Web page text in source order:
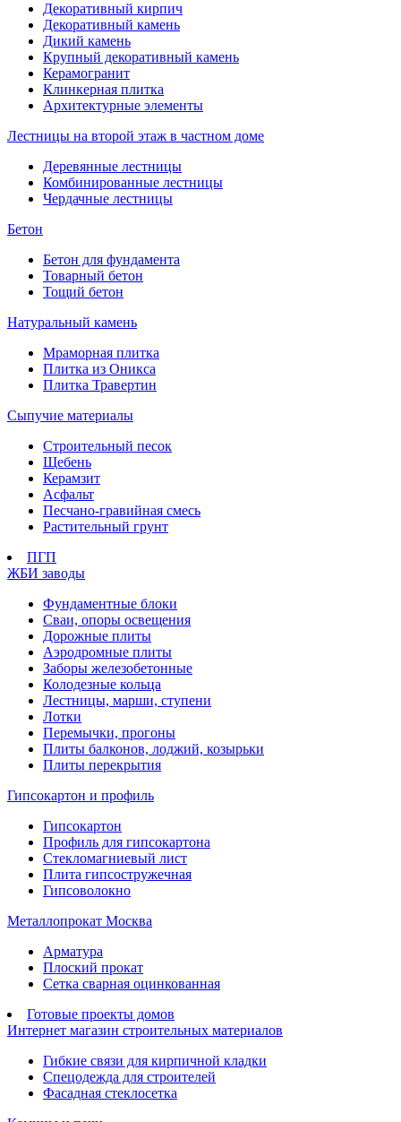
Декоративный кирпич
Декоративный камень
Дикий камень
Крупный декоративный камень
Керамогранит
Клинкерная плитка
Архитектурные элементы
Лестницы на второй этаж в частном доме
Деревянные лестницы
Комбинированные лестницы
Чердачные лестницы
Бетон
Бетон для фундамента
Товарный бетон
Тощий бетон
Натуральный камень
Мраморная плитка
Плитка из Оникса
Плитка Травертин
Сыпучие материалы
Строительный песок
Щебень
Керамзит
Асфальт
Песчано-гравийная смесь
Растительный грунт
ПГП
ЖБИ заводы
Фундаментные блоки
Сваи, опоры освещения
Дорожные плиты
Аэродромные плиты
Заборы железобетонные
Колодезные кольца
Лестницы, марши, ступени
Лотки
Перемычки, прогоны
Плиты балконов, лоджий, козырьки
Плиты перекрытия
Гипсокартон и профиль
Гипсокартон
Профиль для гипсокартона
Стекломагниевый лист
Плита гипсостружечная
Гипсоволокно
Металлопрокат Москва
Арматура
Плоский прокат
Сетка сварная оцинкованная
Готовые проекты домов
Интернет магазин строительных материалов
Гибкие связи для кирпичной кладки
Спецодежда для строителей
Фасадная стеклосетка